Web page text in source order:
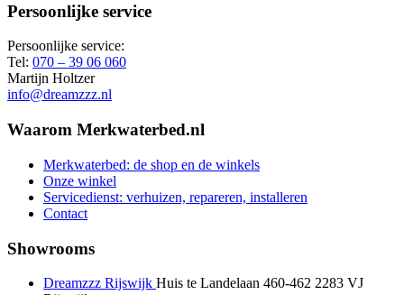
Persoonlijke service
Persoonlijke service:
Tel: 070 – 39 06 060
Martijn Holtzer
info@dreamzzz.nl
Waarom Merkwaterbed.nl
Merkwaterbed: de shop en de winkels
Onze winkel
Servicedienst: verhuizen, repareren, installeren
Contact
Showrooms
Dreamzzz Rijswijk Huis te Landelaan 460-462 2283 VJ